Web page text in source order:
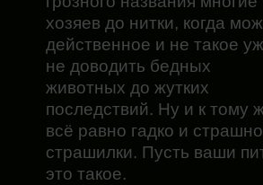
хозяев до нитки, когда
действенное и не такое
не доводить бедных
животных до жутких
последствий. Ну и к тому
всё равно гадко и
страшилки. Пусть ваши
это такое.